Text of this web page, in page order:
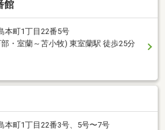
館
本町1丁目22番5号
・室蘭～苫小牧) 東室蘭駅 徒歩25分
本町1丁目22番3号、5号〜7号